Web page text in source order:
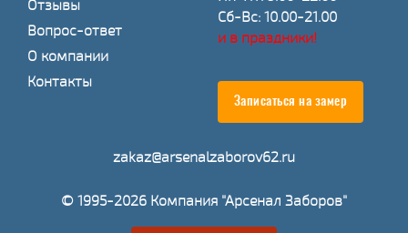
Отзывы
Вопрос-ответ
О компании
Контакты
Сб-Вс: 10.00-21.00
и в праздники!
Записаться на замер
zakaz@arsenalzaborov62.ru
© 1995-2026 Компания "Арсенал Заборов"